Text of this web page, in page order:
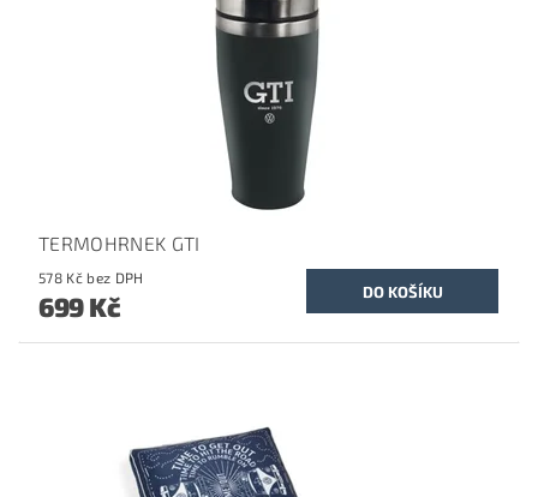
TERMOHRNEK GTI
578 Kč bez DPH
699 Kč